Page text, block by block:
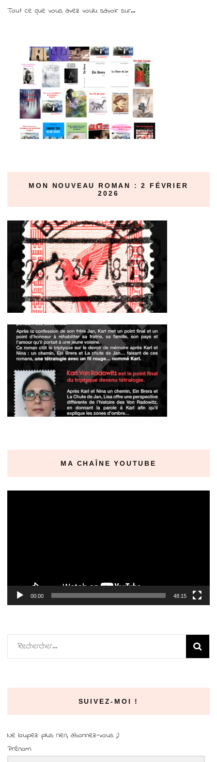
Tout ce que vous avez voulu savoir sur...
MON NOUVEAU ROMAN : 2 FÉVRIER
2026
MA CHAÎNE YOUTUBE
00:00 48:15
Rechercher :
SUIVEZ-MOI !
Ne loupez plus rien, abonnez-vous ;)
Prénom